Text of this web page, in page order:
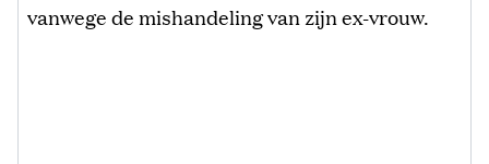
vanwege de mishandeling van zijn ex-vrouw.